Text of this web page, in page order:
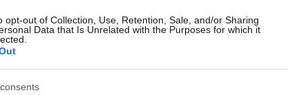
opt-out of Collection, Use, Retention, Sale, and/or Sharing
Data that Is Unrelated with the Purposes for which it